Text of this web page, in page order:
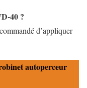
40 ?
d’appliquer
autoperceur